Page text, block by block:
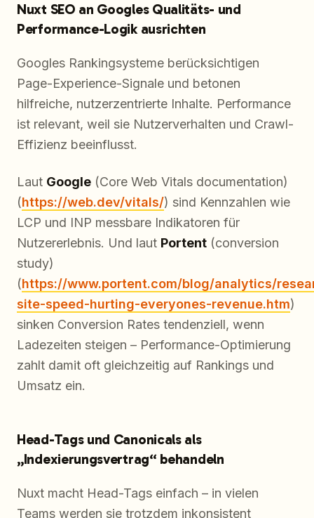
Nuxt SEO an Googles Qualitäts- und
Performance-Logik ausrichten
Googles Rankingsysteme berücksichtigen
Page-Experience-Signale und betonen
hilfreiche, nutzerzentrierte Inhalte. Performance
ist relevant, weil sie Nutzerverhalten und Crawl-
Effizienz beeinflusst.
Laut Google (Core Web Vitals documentation)
(https://web.dev/vitals/) sind Kennzahlen wie
LCP und INP messbare Indikatoren für
Nutzererlebnis. Und laut Portent (conversion
study)
(https://www.portent.com/blog/analytics/
site-speed-hurting-everyones-revenue.htm)
sinken Conversion Rates tendenziell, wenn
Ladezeiten steigen – Performance-Optimierung
zahlt damit oft gleichzeitig auf Rankings und
Umsatz ein.
Head-Tags und Canonicals als
„Indexierungsvertrag“ behandeln
Nuxt macht Head-Tags einfach – in vielen
Teams werden sie trotzdem inkonsistent